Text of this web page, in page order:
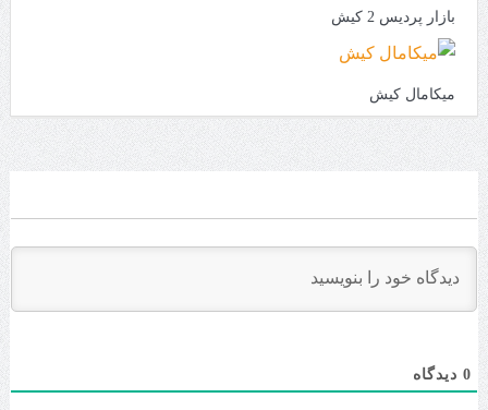
بازار پردیس 2 کیش
میکامال کیش
0دیدگاه